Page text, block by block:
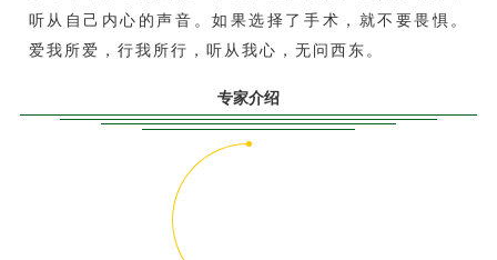
听从自己内心的声音。如果选择了手术，就不要畏惧。
爱我所爱，行我所行，听从我心，无问西东。
专家介绍